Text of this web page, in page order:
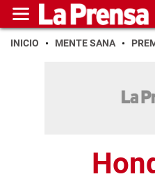
INICIO MENTE SANA